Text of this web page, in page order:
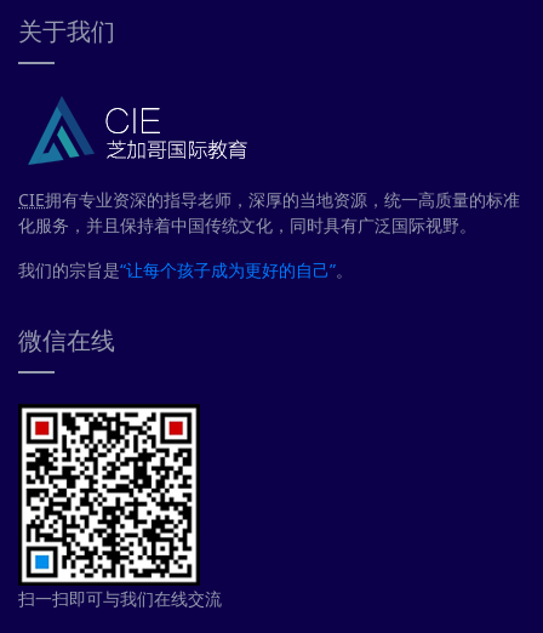
关于我们
CIE拥有专业资深的指导老师，深厚的当地资源，统一高质量的标准
化服务，并且保持着中国传统文化，同时具有广泛国际视野。
我们的宗旨是“让每个孩子成为更好的自己”。
微信在线
扫一扫即可与我们在线交流